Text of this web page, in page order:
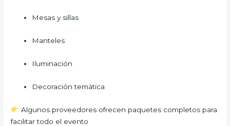
Mesas y sillas
Manteles
Iluminación
Decoración temática
Algunos proveedores ofrecen paquetes completos para
facilitar todo el evento